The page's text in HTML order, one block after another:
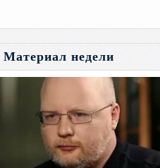
Материал недели